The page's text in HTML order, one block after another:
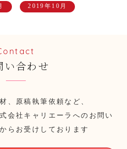
2019年10月
い合わせ
、原稿執筆依頼など、
会社キャリエーラへのお問い
らお受けしております